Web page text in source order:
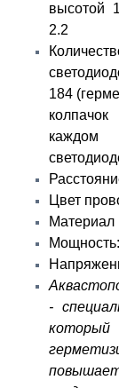
высотой
2.2
184
каждом
Цвет
Материал
-